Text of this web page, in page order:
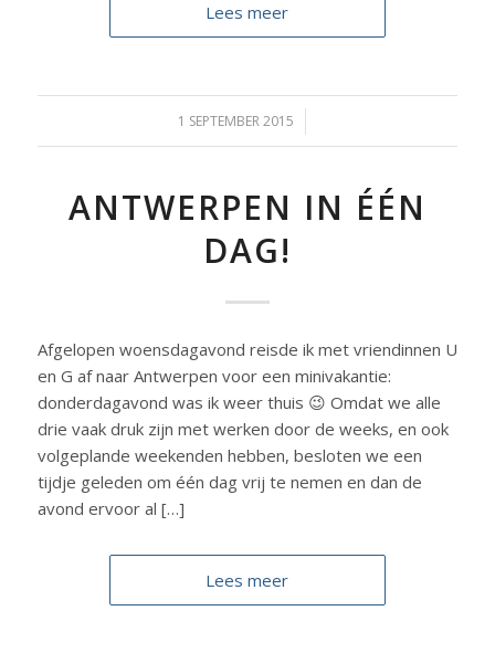
Lees meer
1 SEPTEMBER 2015
/
ANTWERPEN IN ÉÉN
DAG!
Afgelopen woensdagavond reisde ik met vriendinnen U
en G af naar Antwerpen voor een minivakantie:
donderdagavond was ik weer thuis 😉 Omdat we alle
drie vaak druk zijn met werken door de weeks, en ook
volgeplande weekenden hebben, besloten we een
tijdje geleden om één dag vrij te nemen en dan de
avond ervoor al […]
Lees meer